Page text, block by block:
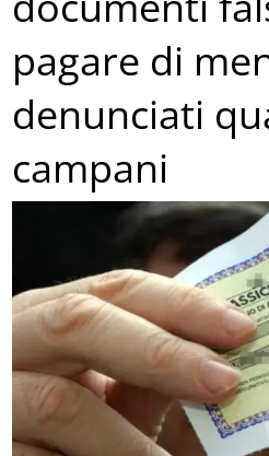
pagare di
denunciati
campani